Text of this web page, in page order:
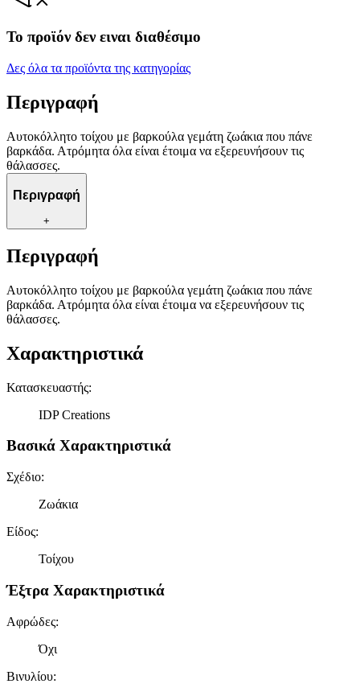
Το προϊόν δεν ειναι διαθέσιμο
Δες όλα τα προϊόντα της κατηγορίας
Περιγραφή
Αυτοκόλλητο τοίχου με βαρκούλα γεμάτη ζωάκια που πάνε
βαρκάδα. Ατρόμητα όλα είναι έτοιμα να εξερευνήσουν τις
θάλασσες.
Περιγραφή
+
Περιγραφή
Αυτοκόλλητο τοίχου με βαρκούλα γεμάτη ζωάκια που πάνε
βαρκάδα. Ατρόμητα όλα είναι έτοιμα να εξερευνήσουν τις
θάλασσες.
Χαρακτηριστικά
Κατασκευαστής:
IDP Creations
Βασικά Χαρακτηριστικά
Σχέδιο:
Ζωάκια
Είδος:
Τοίχου
Έξτρα Χαρακτηριστικά
Αφρώδες:
Όχι
Βινυλίου: